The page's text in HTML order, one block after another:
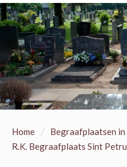
Home / Begraafplaatsen in
R.K. Begraafplaats Sint